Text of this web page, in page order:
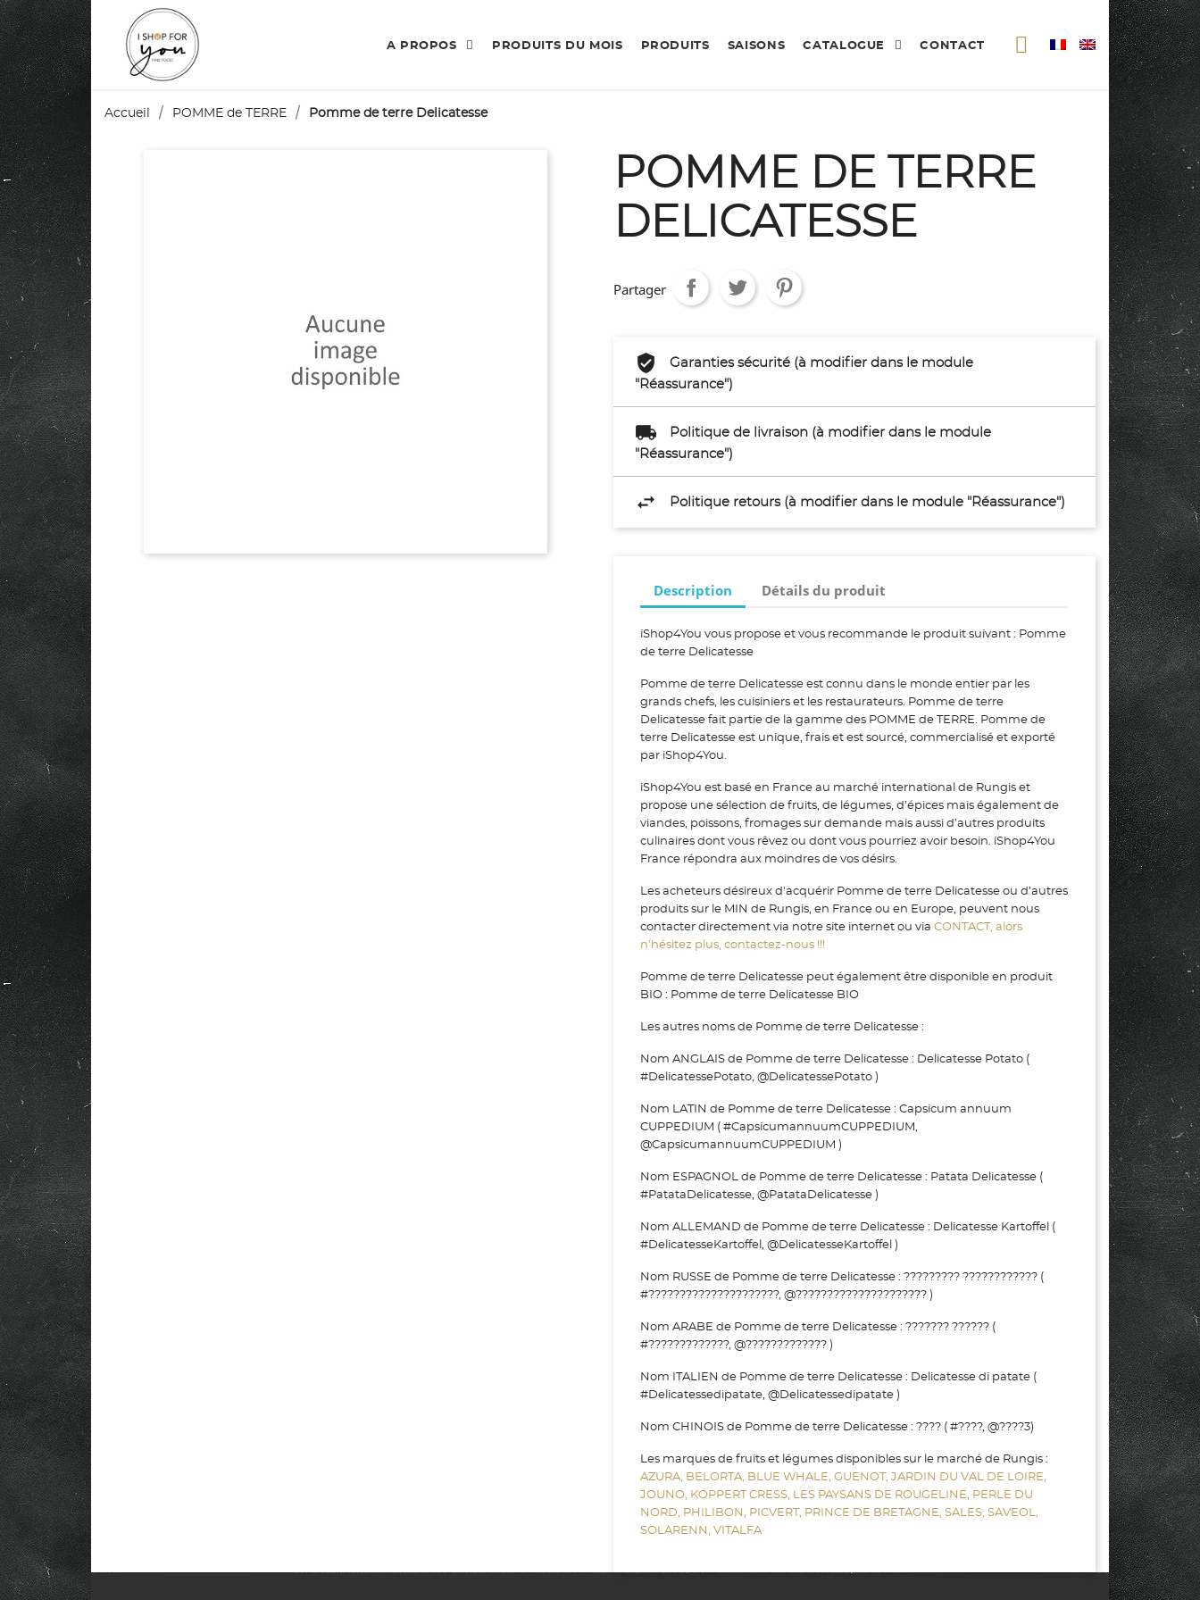
A PROPOS PRODUITS DU MOIS PRODUITS SAISONS CATALOGUE CONTACT
Accueil POMME de TERRE Pomme de terre Delicatesse
POMME DE TERRE
DELICATESSE
Partager
Garanties sécurité (à modifier dans le module
"Réassurance")
Politique de livraison (à modifier dans le module
"Réassurance")
Politique retours (à modifier dans le module "Réassurance")
Description Détails du produit
iShop4You vous propose et vous recommande le produit suivant : Pomme
de terre Delicatesse
Pomme de terre Delicatesse est connu dans le monde entier par les
grands chefs, les cuisiniers et les restaurateurs. Pomme de terre
Delicatesse fait partie de la gamme des POMME de TERRE. Pomme de
terre Delicatesse est unique, frais et est sourcé, commercialisé et exporté
par iShop4You.
iShop4You est basé en France au marché international de Rungis et
propose une sélection de fruits, de légumes, d’épices mais également de
viandes, poissons, fromages sur demande mais aussi d’autres produits
culinaires dont vous rêvez ou dont vous pourriez avoir besoin. iShop4You
France répondra aux moindres de vos désirs.
Les acheteurs désireux d'acquérir Pomme de terre Delicatesse ou d’autres
produits sur le MIN de Rungis, en France ou en Europe, peuvent nous
contacter directement via notre site internet ou via CONTACT, alors
n’hésitez plus, contactez-nous !!!
Pomme de terre Delicatesse peut également être disponible en produit
BIO : Pomme de terre Delicatesse BIO
Les autres noms de Pomme de terre Delicatesse :
Nom ANGLAIS de Pomme de terre Delicatesse : Delicatesse Potato (
#DelicatessePotato, @DelicatessePotato )
Nom LATIN de Pomme de terre Delicatesse : Capsicum annuum
CUPPEDIUM ( #CapsicumannuumCUPPEDIUM,
@CapsicumannuumCUPPEDIUM )
Nom ESPAGNOL de Pomme de terre Delicatesse : Patata Delicatesse (
#PatataDelicatesse, @PatataDelicatesse )
Nom ALLEMAND de Pomme de terre Delicatesse : Delicatesse Kartoffel (
#DelicatesseKartoffel, @DelicatesseKartoffel )
Nom RUSSE de Pomme de terre Delicatesse : ????????? ???????????? (
#?????????????????????, @????????????????????? )
Nom ARABE de Pomme de terre Delicatesse : ??????? ?????? (
#?????????????, @????????????? )
Nom ITALIEN de Pomme de terre Delicatesse : Delicatesse di patate (
#Delicatessedipatate, @Delicatessedipatate )
Nom CHINOIS de Pomme de terre Delicatesse : ???? ( #????, @????3)
Les marques de fruits et légumes disponibles sur le marché de Rungis :
AZURA, BELORTA, BLUE WHALE, GUENOT, JARDIN DU VAL DE LOIRE,
JOUNO, KOPPERT CRESS, LES PAYSANS DE ROUGELINE, PERLE DU
NORD, PHILIBON, PICVERT, PRINCE DE BRETAGNE, SALES, SAVEOL,
SOLARENN, VITALFA